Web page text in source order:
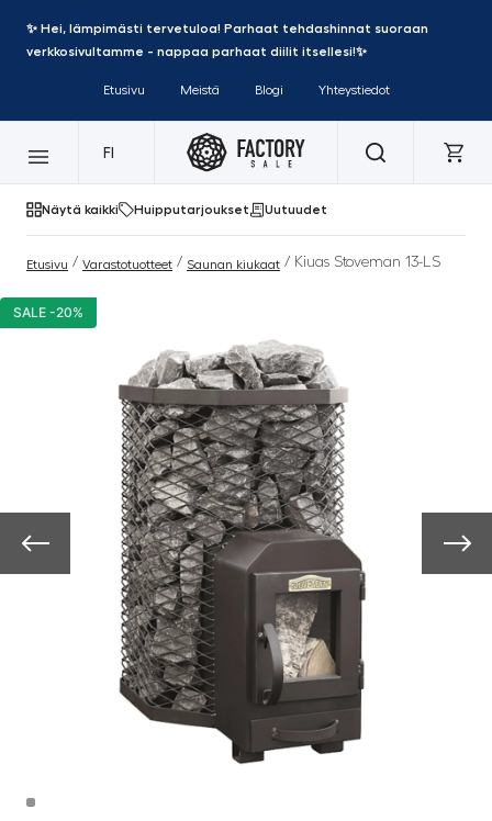
✨ Hei, lämpimästi tervetuloa! Parhaat tehdashinnat suoraan
verkkosivultamme - nappaa parhaat diilit itsellesi!✨
Etusivu Meistä Blogi Yhteystiedot
FI
Näytä kaikki Huipputarjoukset Uutuudet
Etusivu / Varastotuotteet / Saunan kiukaat / Kiuas Stoveman 13-LS
SALE -20%